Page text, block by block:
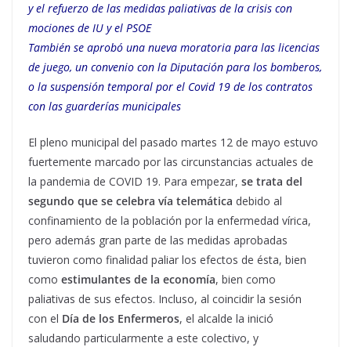
y el refuerzo de las medidas paliativas de la crisis con
mociones de IU y el PSOE
También se aprobó una nueva moratoria para las licencias
de juego, un convenio con la Diputación para los bomberos,
o la suspensión temporal por el Covid 19 de los contratos
con las guarderías municipales
El pleno municipal del pasado martes 12 de mayo estuvo
fuertemente marcado por las circunstancias actuales de
la pandemia de COVID 19. Para empezar, se trata del
segundo que se celebra vía telemática debido al
confinamiento de la población por la enfermedad vírica,
pero además gran parte de las medidas aprobadas
tuvieron como finalidad paliar los efectos de ésta, bien
como estimulantes de la economía, bien como
paliativas de sus efectos. Incluso, al coincidir la sesión
con el Día de los Enfermeros, el alcalde la inició
saludando particularmente a este colectivo, y